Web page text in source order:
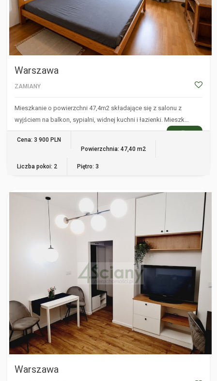
Warszawa
ZAMIANY
Mieszkanie o powierzchni 47,4m2 składające się z salonu z
wyjściem na balkon, sypialni, widnej kuchni i łazienki. Mieszk…
WIĘCEJ
Cena: 3 900 PLN
Powierzchnia: 47,40 m2
Liczba pokoi: 2 Piętro: 3
WARSZAWA
Warszawa